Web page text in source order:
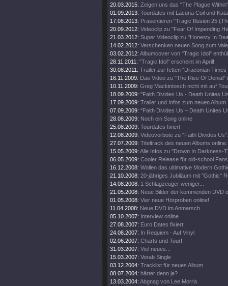
20.03.2015: Zeigen uns das "The Plague
01.09.2013: Tourdates mit Lacuna Coil und
17.08.2013: Präsentieren "Tragic Illusion 25
20.09.2012: Videoclip zu "Fear Of Impending
21.03.2012: Super Videoclip zu "Honesty In
14.02.2012: Verschenken neuen Song zum
03.02.2012: Albumcover von "Tragic Idol"
28.11.2011: "Tragic Idol" erscheint im April!
30.08.2011: Trailer zur fetten "Draconian Times
16.11.2009: Das Video zu "The Rise Of Denial"
10.11.2009: Greg Mackintosch nicht mit auf
18.09.2009: "Faith Divides Us - Death Unites
17.09.2009: Trailer und Infos zum neuen Album.
07.09.2009: "Faith Divides Us – Death Unites
28.08.2009: Noch ein Song online
25.08.2009: Tourdates fixiert
12.08.2009: Videovorbote zu "Faith Divides Us".
27.07.2009: Titeltrack des neuen Albums online.
15.05.2009: Alle Infos zu "Drown In Darkness-
06.05.2009: Cooler Release für old-school
16.12.2008: Wollen das ultimative Modern
21.10.2008: 20-jähriges Jubiläum mit "Gothic"
14.08.2008: 1 Schlagzeuger weniger...
21.05.2008: Neue Bilder der kommenden DVD
01.05.2008: Vier neue Hörproben online!
11.04.2008: Neue DVD im Anmarsch.
05.10.2007: Interview online
27.08.2007: Euro Dates fixiert!
24.08.2007: In Requiem - Auf Vinyl
02.06.2007: Charts und Tour!
31.03.2007: Viel neues...
15.03.2007: Vorab Single
03.12.2004: Tracklist für neues Album
08.07.2004: härter denn je?
13.03.2004: Abgnag von Lee Morris